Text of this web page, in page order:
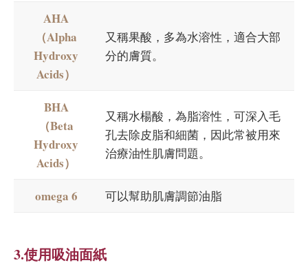
AHA
（Alpha
Hydroxy
Acids）
又稱果酸，多為水溶性，適合大部
分的膚質。
BHA
（Beta
Hydroxy
Acids）
又稱水楊酸，為脂溶性，可深入毛
孔去除皮脂和細菌，因此常被用來
治療油性肌膚問題。
omega 6 可以幫助肌膚調節油脂
3.使用吸油面紙